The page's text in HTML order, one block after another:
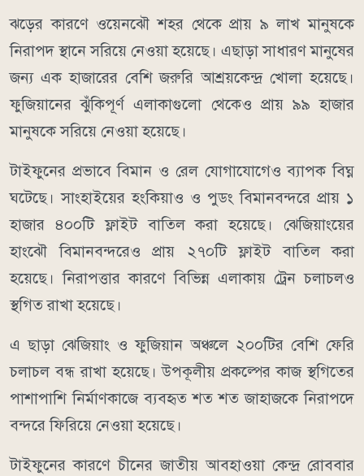
ঝড়ের কারণে ওয়েনঝৌ শহর থেকে প্রায় ৯ লাখ মানুষকে
নিরাপদ স্থানে সরিয়ে নেওয়া হয়েছে। এছাড়া সাধারণ মানুষের
জন্য এক হাজারের বেশি জরুরি আশ্রয়কেন্দ্র খোলা হয়েছে।
ফুজিয়ানের ঝুঁকিপূর্ণ এলাকাগুলো থেকেও প্রায় ৯৯ হাজার
মানুষকে সরিয়ে নেওয়া হয়েছে।
টাইফুনের প্রভাবে বিমান ও রেল যোগাযোগেও ব্যাপক বিঘ্ন
ঘটেছে। সাংহাইয়ের হংকিয়াও ও পুডং বিমানবন্দরে প্রায় ১
হাজার ৪০০টি ফ্লাইট বাতিল করা হয়েছে। ঝেজিয়াংয়ের
হাংঝৌ বিমানবন্দরেও প্রায় ২৭০টি ফ্লাইট বাতিল করা
হয়েছে। নিরাপত্তার কারণে বিভিন্ন এলাকায় ট্রেন চলাচলও
স্থগিত রাখা হয়েছে।
এ ছাড়া ঝেজিয়াং ও ফুজিয়ান অঞ্চলে ২০০টির বেশি ফেরি
চলাচল বন্ধ রাখা হয়েছে। উপকূলীয় প্রকল্পের কাজ স্থগিতের
পাশাপাশি নির্মাণকাজে ব্যবহৃত শত শত জাহাজকে নিরাপদে
বন্দরে ফিরিয়ে নেওয়া হয়েছে।
টাইফুনের কারণে চীনের জাতীয় আবহাওয়া কেন্দ্র রোববার